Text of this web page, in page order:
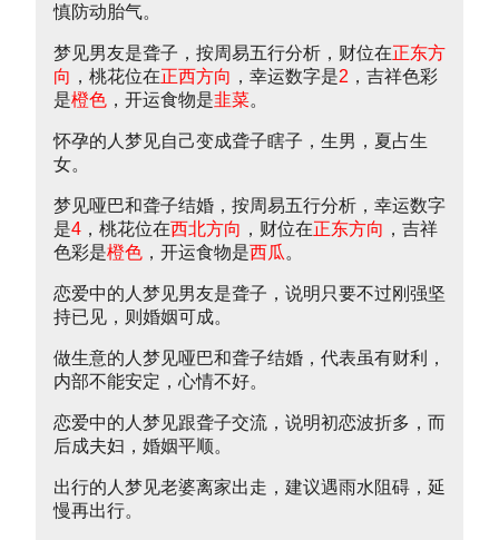
慎防动胎气。
梦见男友是聋子，按周易五行分析，财位在正东方
向 ，桃花位在正西方向 ，幸运数字是2 ，吉祥色彩
是橙色 ，开运食物是韭菜。
怀孕的人梦见自己变成聋子瞎子，生男，夏占生
女。
梦见哑巴和聋子结婚，按周易五行分析，幸运数字
是4 ，桃花位在西北方向 ，财位在正东方向 ，吉祥
色彩是橙色 ，开运食物是西瓜 。
恋爱中的人梦见男友是聋子，说明只要不过刚强坚
持已见，则婚姻可成。
做生意的人梦见哑巴和聋子结婚，代表虽有财利，
内部不能安定，心情不好。
恋爱中的人梦见跟聋子交流，说明初恋波折多，而
后成夫妇，婚姻平顺。
出行的人梦见老婆离家出走，建议遇雨水阻碍，延
慢再出行。